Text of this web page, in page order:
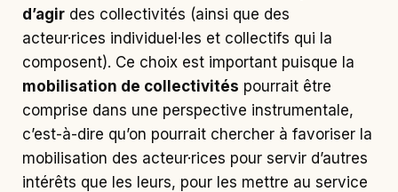
d’agir des collectivités (ainsi que des
acteur·rices individuel·les et collectifs qui la
composent). Ce choix est important puisque la
mobilisation de collectivités pourrait être
comprise dans une perspective instrumentale,
c’est-à-dire qu’on pourrait chercher à favoriser la
mobilisation des acteur·rices pour servir d’autres
intérêts que les leurs, pour les mettre au service